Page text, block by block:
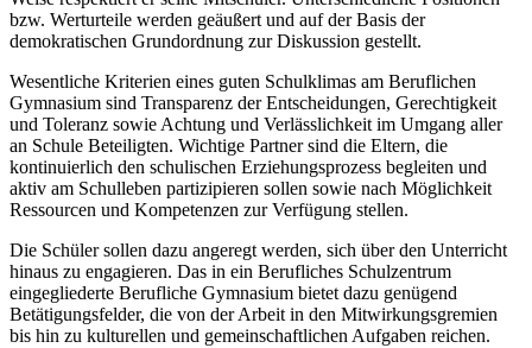
bzw. Werturteile werden geäußert und auf der Basis der
demokratischen Grundordnung zur Diskussion gestellt.
Wesentliche Kriterien eines guten Schulklimas am Beruflichen
Gymnasium sind Transparenz der Entscheidungen, Gerechtigkeit
und Toleranz sowie Achtung und Verlässlichkeit im Umgang aller
an Schule Beteiligten. Wichtige Partner sind die Eltern, die
kontinuierlich den schulischen Erziehungsprozess begleiten und
aktiv am Schulleben partizipieren sollen sowie nach Möglichkeit
Ressourcen und Kompetenzen zur Verfügung stellen.
Die Schüler sollen dazu angeregt werden, sich über den Unterricht
hinaus zu engagieren. Das in ein Berufliches Schulzentrum
eingegliederte Berufliche Gymnasium bietet dazu genügend
Betätigungsfelder, die von der Arbeit in den Mitwirkungsgremien
bis hin zu kulturellen und gemeinschaftlichen Aufgaben reichen.